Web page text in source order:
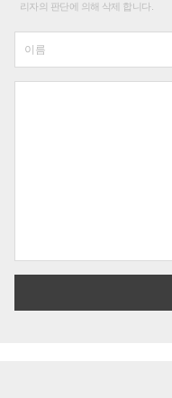
리자의 판단에 의해 삭제 합니다.